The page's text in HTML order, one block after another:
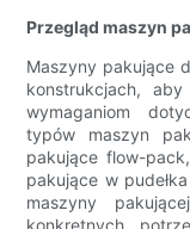
Przegląd maszyn
Maszyny pakujące
konstrukcjach,
wymaganiom
typów maszyn
pakujące flow-
pakujące w
maszyny